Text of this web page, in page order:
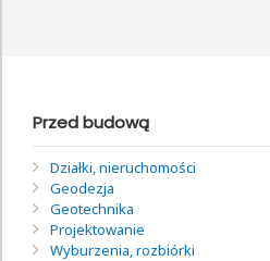
Przed budową
Działki, nieruchomości
Geodezja
Geotechnika
Projektowanie
Wyburzenia, rozbiórki